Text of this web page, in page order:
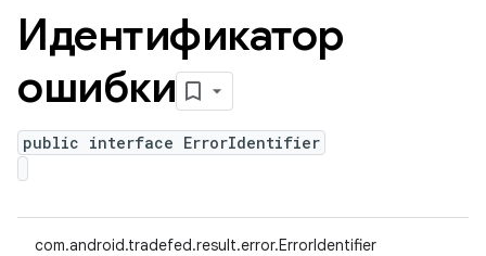
Идентификатор
ошибки
public interface ErrorIdentifier
com.android.tradefed.result.error.ErrorIdentifier